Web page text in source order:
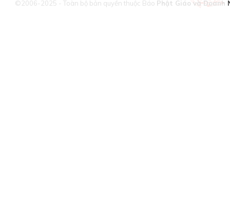
©2006-2025 - Toàn bộ bản quyền thuộc Báo Phật Giáo và Doanh